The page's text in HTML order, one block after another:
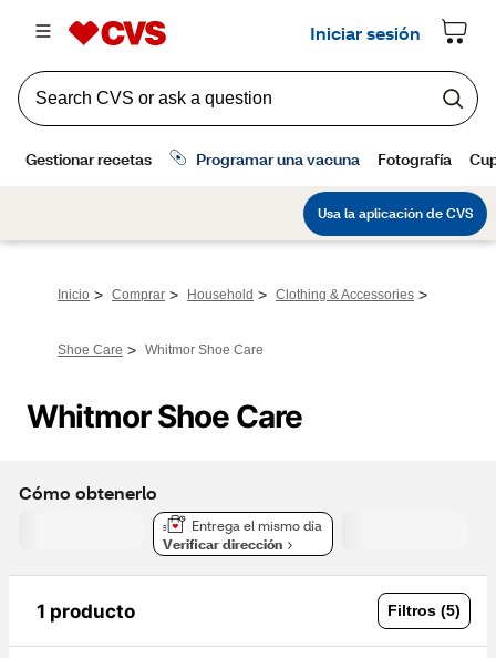
Inicio > Comprar > Household > Clothing & Accessories >
Shoe Care > Whitmor Shoe Care
Whitmor Shoe Care
Cómo obtenerlo
Entrega el mismo día
Verificar dirección
1 producto Filtros (5)